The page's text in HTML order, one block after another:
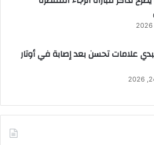
علامات تحسن بعد إصابة في أوتار